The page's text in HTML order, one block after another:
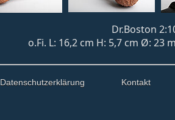
Dr.Boston
o.Fi. L: 16,2 cm H: 5,7 cm Ø: 23
Datenschutzerklärung Kontakt